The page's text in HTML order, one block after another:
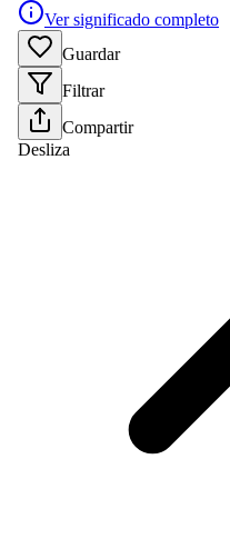
Ver significado completo
Guardar
Filtrar
Compartir
Desliza